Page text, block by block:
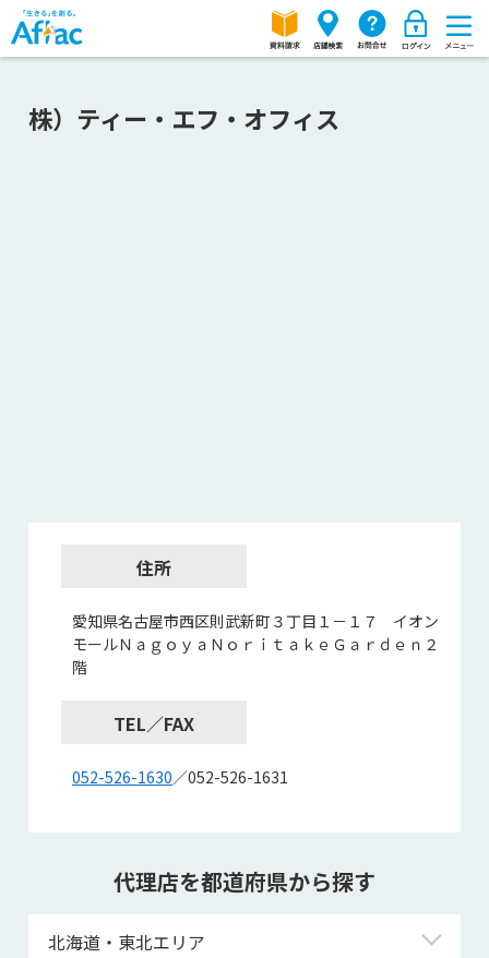
株）ティー・エフ・オフィス
住所
愛知県名古屋市西区則武新町３丁目１－１７ イオン
モールＮａｇｏｙａＮｏｒｉｔａｋｅＧａｒｄｅｎ２
階
TEL／FAX
052-526-1630／052-526-1631
代理店を都道府県から探す
北海道・東北エリア